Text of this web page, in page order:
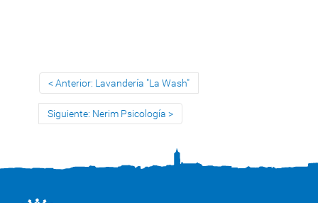
Anterior: Lavandería "La Wash"
Siguiente: Nerim Psicología